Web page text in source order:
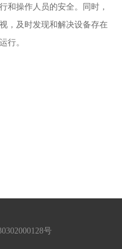
和操作人员的安全。同时，
，及时发现和解决设备存在
行。
号